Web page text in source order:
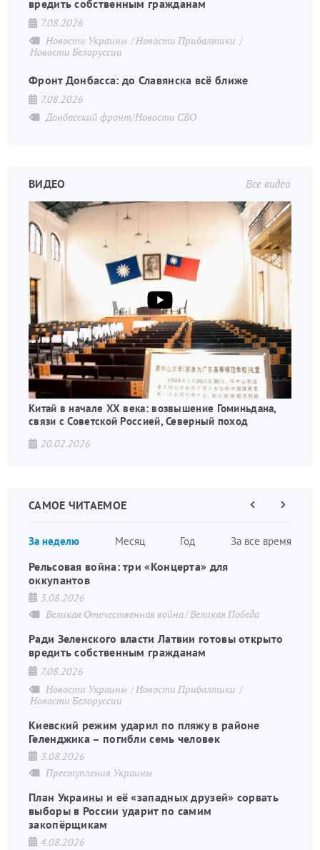
вредить собственным гражданам
7.08.2026
Новости Украины
Новости Прибалтики
Новости Белоруссии
Фронт Донбасса: до Славянска всё ближе
7.08.2026
Донбасский фронт/Новости СВО
Все видео
ВИДЕО
Китай в начале XX века: возвышение Гоминьдана,
связи с Советской Россией, Северный поход
20.02.2026
САМОЕ ЧИТАЕМОЕ
За неделю Месяц Год За все время
страниц
ПредыдущаяСледующая
Рельсовая война: три «Концерта» для
оккупантов
3.08.2026
Великая Отечественная война Великая Победа
Ради Зеленского власти Латвии готовы открыто
вредить собственным гражданам
7.08.2026
Новости Украины
Новости Прибалтики
Новости Белоруссии
Киевский режим ударил по пляжу в районе
Геленджика – погибли семь человек
3.08.2026
Преступления Украины
План Украины и её «западных друзей» сорвать
выборы в России ударит по самим
закопёрщикам
4.08.2026